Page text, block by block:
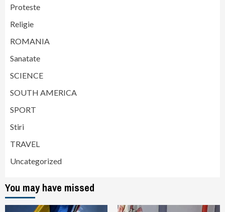
Proteste
Religie
ROMANIA
Sanatate
SCIENCE
SOUTH AMERICA
SPORT
Stiri
TRAVEL
Uncategorized
You may have missed